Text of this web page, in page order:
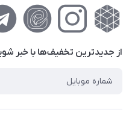
کوچه گلریز 4 غربی ، پلاک 13
لیست محصولات
راهنمای‌خرید‌آنلاین
حریم خصوصی
فروش‌اقساطی
از جدید‌ترین تخفیف‌ها با‌ خبر